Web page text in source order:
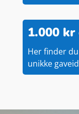
1.000 kr
Her finder
unikke